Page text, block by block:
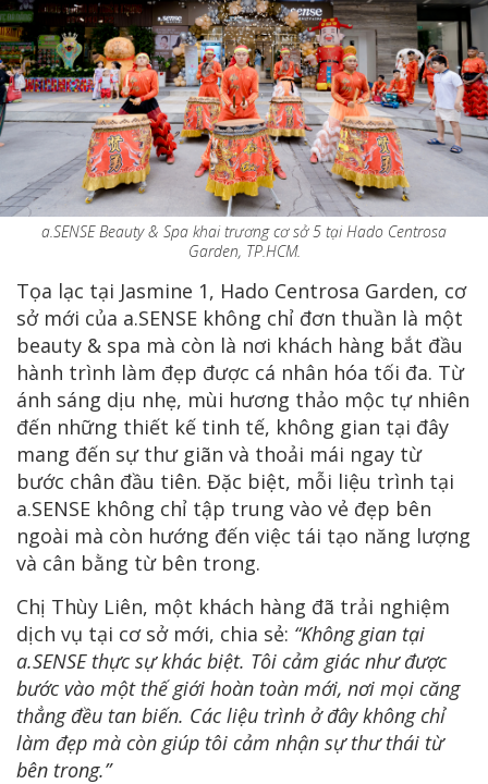
a.SENSE Beauty & Spa khai trương cơ sở 5 tại Hado Centrosa
Garden, TP.HCM.
Tọa lạc tại Jasmine 1, Hado Centrosa Garden, cơ
sở mới của a.SENSE không chỉ đơn thuần là một
beauty & spa mà còn là nơi khách hàng bắt đầu
hành trình làm đẹp được cá nhân hóa tối đa. Từ
ánh sáng dịu nhẹ, mùi hương thảo mộc tự nhiên
đến những thiết kế tinh tế, không gian tại đây
mang đến sự thư giãn và thoải mái ngay từ
bước chân đầu tiên. Đặc biệt, mỗi liệu trình tại
a.SENSE không chỉ tập trung vào vẻ đẹp bên
ngoài mà còn hướng đến việc tái tạo năng lượng
và cân bằng từ bên trong.
Chị Thùy Liên, một khách hàng đã trải nghiệm
dịch vụ tại cơ sở mới, chia sẻ: “Không gian tại
a.SENSE thực sự khác biệt. Tôi cảm giác như được
bước vào một thế giới hoàn toàn mới, nơi mọi căng
thẳng đều tan biến. Các liệu trình ở đây không chỉ
làm đẹp mà còn giúp tôi cảm nhận sự thư thái từ
bên trong.”